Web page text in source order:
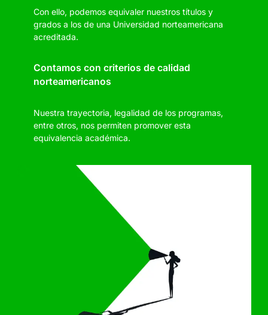
Con ello, podemos equivaler nuestros títulos y
grados a los de una Universidad norteamericana
acreditada.
Contamos con criterios de calidad
norteamericanos
Nuestra trayectoria, legalidad de los programas,
entre otros, nos permiten promover esta
equivalencia académica.